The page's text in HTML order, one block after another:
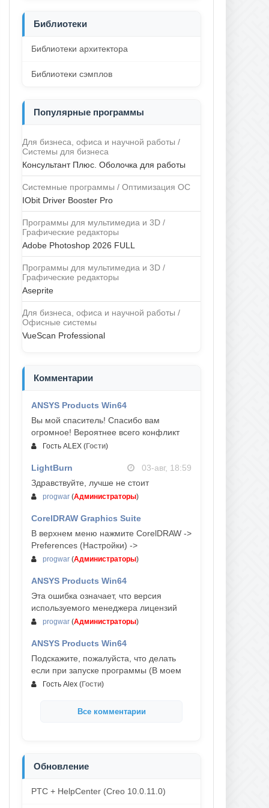
Библиотеки
Библиотеки архитектора
Библиотеки сэмплов
Популярные программы
Для бизнеса, офиса и научной работы /
Системы для бизнеса
Консультант Плюс. Оболочка для работы
Системные программы / Оптимизация ОС
IObit Driver Booster Pro
Программы для мультимедиа и 3D /
Графические редакторы
Adobe Photoshop 2026 FULL
Программы для мультимедиа и 3D /
Графические редакторы
Aseprite
Для бизнеса, офиса и научной работы /
Офисные системы
VueScan Professional
Комментарии
ANSYS Products Win64
Вы мой спаситель! Спасибо вам
огромное! Вероятнее всего конфликт
Гость ALEX (Гости)
LightBurn
03-авг, 18:59
Здравствуйте, лучше не стоит
progwar (Администраторы)
CorelDRAW Graphics Suite
03-авг, 18:58
В верхнем меню нажмите CorelDRAW ->
Preferences (Настройки) ->
progwar (Администраторы)
ANSYS Products Win64
Эта ошибка означает, что версия
используемого менеджера лицензий
progwar (Администраторы)
ANSYS Products Win64
Подскажите, пожалуйста, что делать
если при запуске программы (В моем
Гость Alex (Гости)
Все комментарии
Обновление
PTC + HelpCenter (Creo 10.0.11.0)